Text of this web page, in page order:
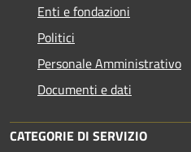
Enti e fondazioni
Politici
Personale Amministrativo
Documenti e dati
CATEGORIE DI SERVIZIO